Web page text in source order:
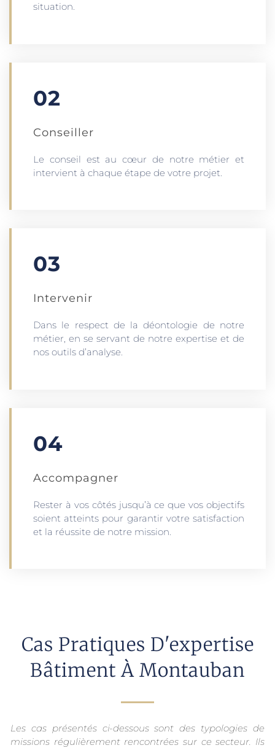
situation.
02
Conseiller
Le conseil est au cœur de notre métier et
intervient à chaque étape de votre projet.
03
Intervenir
Dans le respect de la déontologie de notre
métier, en se servant de notre expertise et de
nos outils d’analyse.
04
Accompagner
Rester à vos côtés jusqu’à ce que vos objectifs
soient atteints pour garantir votre satisfaction
et la réussite de notre mission.
Cas Pratiques D'expertise
Bâtiment À Montauban
Les cas présentés ci-dessous sont des typologies de
missions régulièrement rencontrées sur ce secteur. Ils